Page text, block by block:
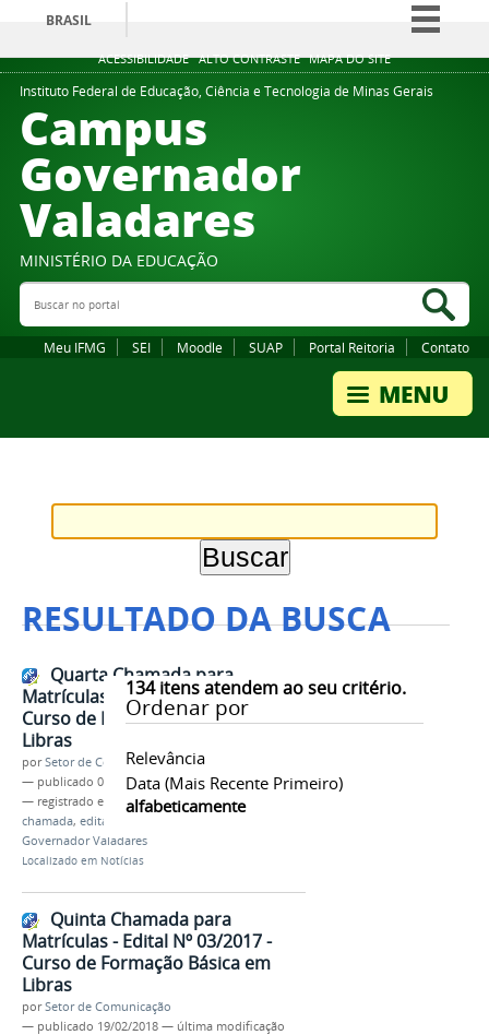
ACESSIBILIDADE ALTO CONTRASTE MAPA DO SITE
BRASIL
Simplifique!
Comunica BR
Instituto Federal de Educação, Ciência e Tecnologia de Minas Gerais
Campus
Governador
Valadares
MINISTÉRIO DA EDUCAÇÃO
Buscar no portal
Meu IFMG SEI Moodle SUAP Portal Reitoria Contato
RESULTADO DA BUSCA
134itens atendem ao seu critério.
Ordenar por
Relevância
Data (mais Recente Primeiro)
alfabeticamente
Quarta Chamada para
Matrículas - Edital Nº 03/2017 -
Curso de Formação Básica em
Libras
porSetor de Comunicação
— publicado 06/02/2018
— registrado em:
curso básico,,Libras,quarta
chamada, edital
Governador Valadares
Localizado em Notícias
Quinta Chamada para
Matrículas - Edital Nº 03/2017 -
Curso de Formação Básica em
Libras
porSetor de Comunicação
— publicado 19/02/2018 — última modificação